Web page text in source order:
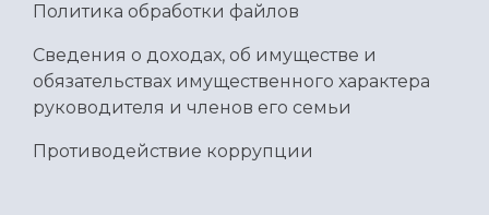
Политика обработки файлов
Сведения о доходах, об имуществе и
обязательствах имущественного характера
руководителя и членов его семьи
Противодействие коррупции